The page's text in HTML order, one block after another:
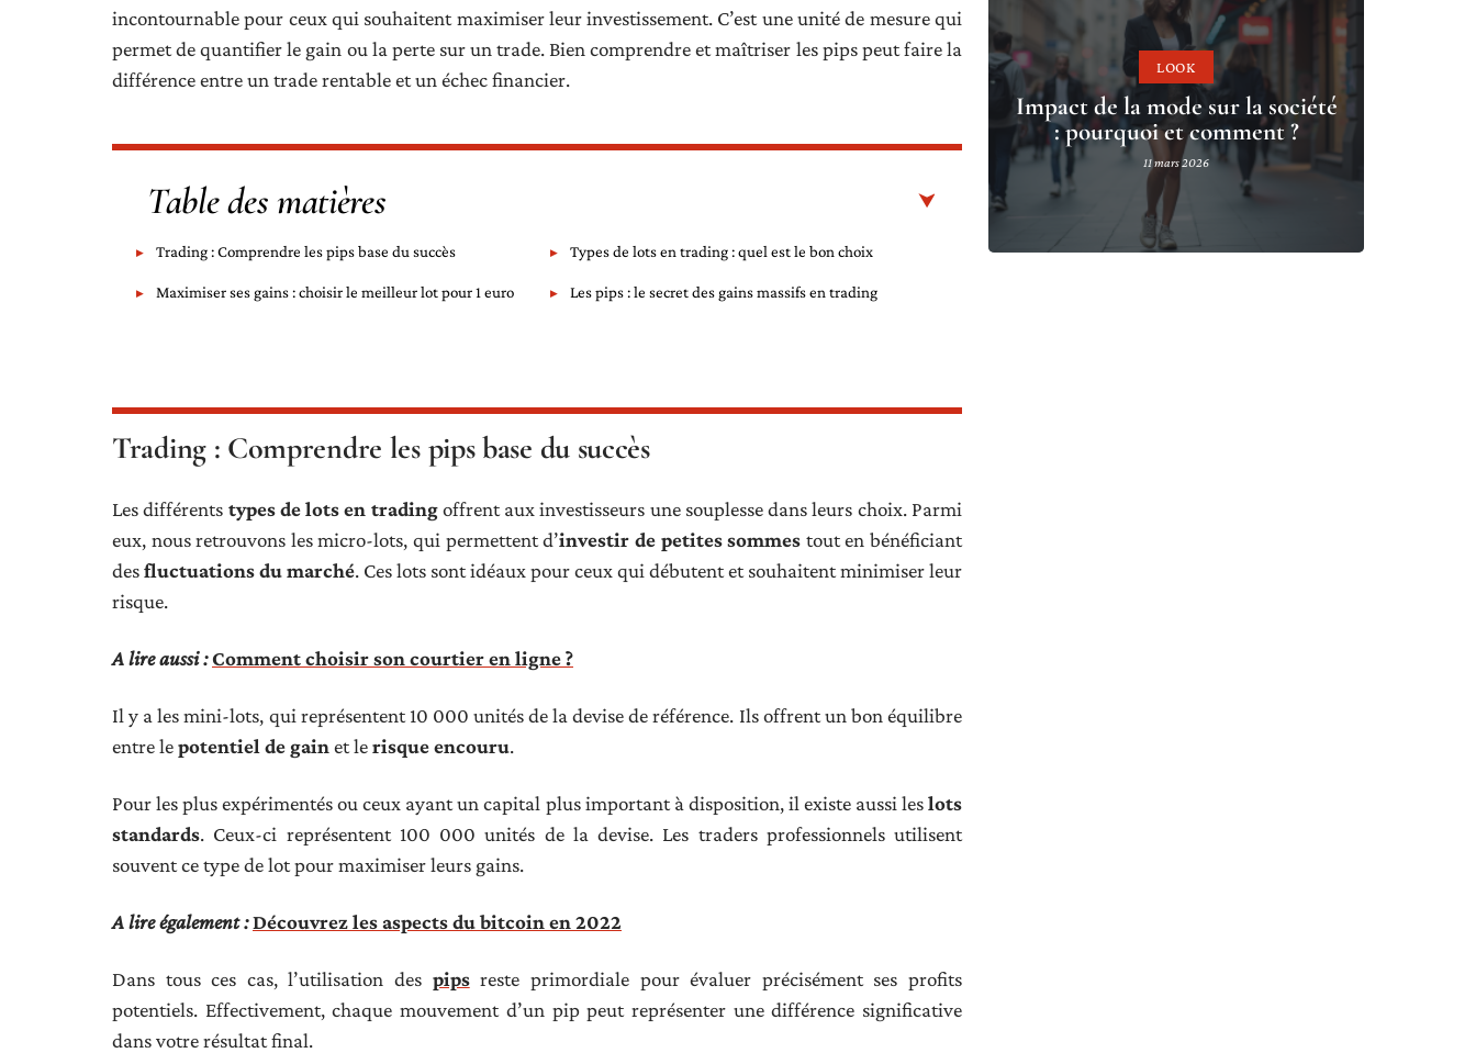
incontournable pour ceux qui souhaitent maximiser leur investissement. C’est une unité de mesure qui
permet de quantifier le gain ou la perte sur un trade. Bien comprendre et maîtriser les pips peut faire la
différence entre un trade rentable et un échec financier.
Table des matières
Trading : Comprendre les pips base du succès Types de lots en trading : quel est le bon choix
Maximiser ses gains : choisir le meilleur lot pour 1 euro Les pips : le secret des gains massifs en trading
Trading : Comprendre les pips base du succès
Les différents types de lots en tradingoffrent aux investisseurs une souplesse dans leurs choix. Parmi
eux, nous retrouvons les micro-lots, qui permettent d’investir de petites sommes tout en bénéficiant
desfluctuations du marché. Ces lots sont idéaux pour ceux qui débutent et souhaitent minimiser leur
risque.
A lire aussi :Comment choisir son courtier en ligne ?
Il y a les mini-lots, qui représentent 10 000 unités de la devise de référence. Ils offrent un bon équilibre
entre lepotentiel de gain et lerisque encouru.
Pour les plus expérimentés ou ceux ayant un capital plus important à disposition, il existe aussi leslots
standards. Ceux-ci représentent 100 000 unités de la devise. Les traders professionnels utilisent
souvent ce type de lot pour maximiser leurs gains.
A lire également :Découvrez les aspects du bitcoin en 2022
Dans tous ces cas, l’utilisation des pipsreste primordiale pour évaluer précisément ses profits
potentiels. Effectivement, chaque mouvement d’un pip peut représenter une différence significative
dans votre résultat final.
LOOK
Impact de la mode sur la société
: pourquoi et comment ?
11 mars 2026